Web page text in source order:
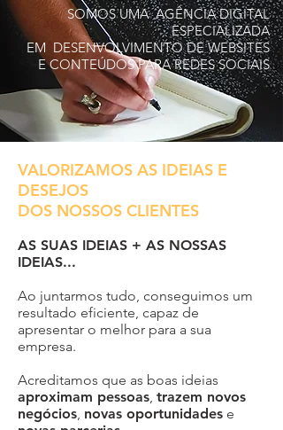
SOMOS UMA AGÊNCIA DIGITAL
ESPECIALIZADA
EM DESENVOLVIMENTO DE WEBSITES
E CONTEÚDOS PARA REDES SOCIAIS
VALORIZAMOS AS IDEIAS E
DESEJOS
DOS NOSSOS CLIENTES
AS SUAS IDEIAS + AS NOSSAS
IDEIAS...
Ao juntarmos tudo, conseguimos um
resultado eficiente, capaz de
apresentar o melhor para a sua
empresa.
Acreditamos que as boas ideias
aproximam pessoas, trazem novos
negócios, novas oportunidades e